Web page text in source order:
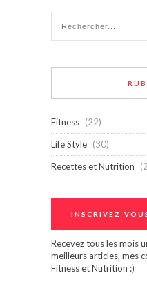
Fitness (22)
Life Style (30)
Recettes et Nutrition
INSCRIVEZ-
Recevez tous les mois
meilleurs articles, mes
Fitness et Nutrition :)